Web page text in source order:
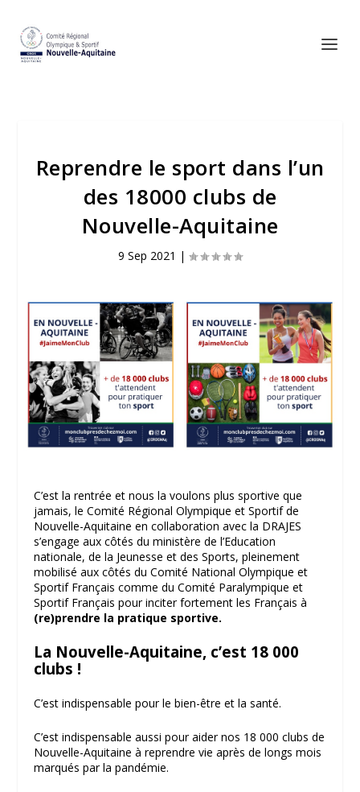
Reprendre le sport dans l’un
des 18000 clubs de
Nouvelle-Aquitaine
9 Sep 2021 |
C’est la rentrée et nous la voulons plus sportive que
jamais, le Comité Régional Olympique et Sportif de
Nouvelle-Aquitaine en collaboration avec la DRAJES
s’engage aux côtés du ministère de l’Education
nationale, de la Jeunesse et des Sports, pleinement
mobilisé aux côtés du Comité National Olympique et
Sportif Français comme du Comité Paralympique et
Sportif Français pour inciter fortement les Français à
(re)prendre la pratique sportive.
La Nouvelle-Aquitaine, c’est 18 000
clubs !
C’est indispensable pour le bien-être et la santé.
C’est indispensable aussi pour aider nos 18 000 clubs de
Nouvelle-Aquitaine à reprendre vie après de longs mois
marqués par la pandémie.